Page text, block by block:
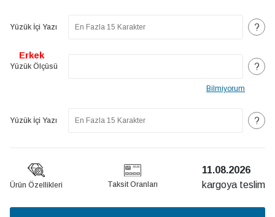
Yüzük İçi Yazı ?
Yüzük Ölçüsü
Erkek
?
Bilmiyorum
Yüzük İçi Yazı ?
Ürün Özellikleri Taksit Oranları
11.08.2026
kargoya teslim